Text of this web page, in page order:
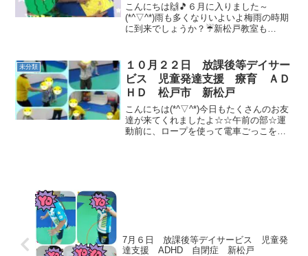
こんにちは🙌🎵６月に入りました～
(*^▽^*)雨も多くなりいよいよ梅雨の時期
に到来でしょうか？☔新松戸教室も
ちでいっぱいなのと同時にみんなとたく
さん遊べて毎...
未分類
１０月２２日 放課後等デイサー
ビス 児童発達支援 療育 ＡＤ
ＨＤ 松戸市 新松戸
こんにちは(*^▽^*)今日もたくさんのお友
達が来てくれましたよ☆☆午前の部☆運
動前に、ロープを使って電車ごっこをし
7月６日 放課後等デイサービス 児童発
達支援 ADHD 自閉症 新松戸